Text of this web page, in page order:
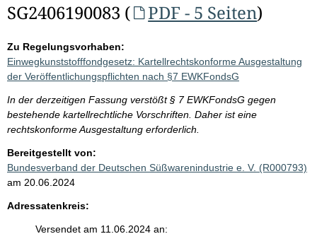
SG2406190083 (
PDF - 5 Seiten)
Zu Regelungsvorhaben:
Einwegkunststofffondgesetz: Kartellrechtskonforme Ausgestaltung
der Veröffentlichungspflichten nach §7 EWKFondsG
In der derzeitigen Fassung verstößt § 7 EWKFondsG gegen
bestehende kartellrechtliche Vorschriften. Daher ist eine
rechtskonforme Ausgestaltung erforderlich.
Bereitgestellt von:
Bundesverband der Deutschen Süßwarenindustrie e. V. (R000793)
am 20.06.2024
Adressatenkreis:
Versendet am 11.06.2024 an: